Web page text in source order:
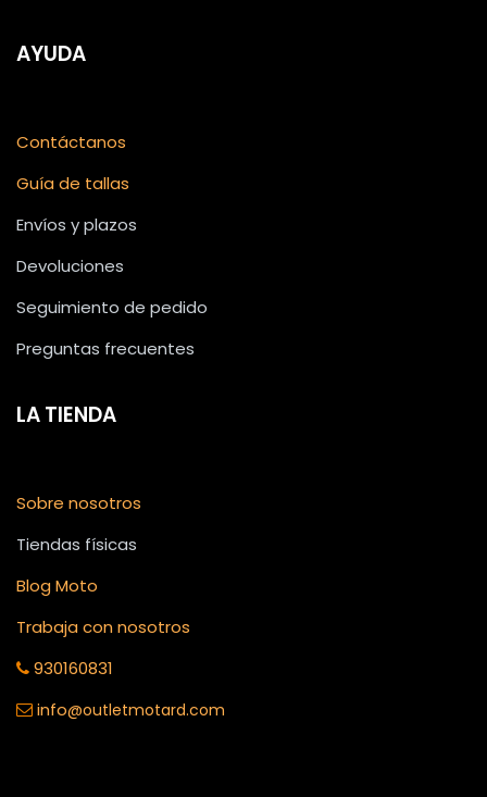
AYUDA
Contáctanos
Guía de tallas
Envíos y plazos
Devoluciones
Seguimiento de pedido
Preguntas frecuentes
LA TIENDA
Sobre nosotros
Tiendas físicas
Blog Moto
Trabaja con nosotros
930160831
info@outletmotard.com